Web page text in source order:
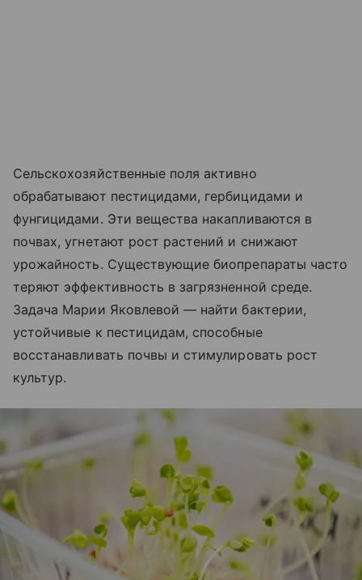
Сельскохозяйственные поля активно
обрабатывают пестицидами, гербицидами и
фунгицидами. Эти вещества накапливаются в
почвах, угнетают рост растений и снижают
урожайность. Существующие биопрепараты часто
теряют эффективность в загрязненной среде.
Задача Марии Яковлевой — найти бактерии,
устойчивые к пестицидам, способные
восстанавливать почвы и стимулировать рост
культур.